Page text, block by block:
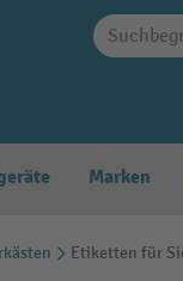
Marken
Etiketten für